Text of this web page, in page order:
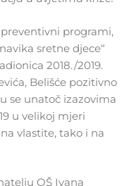
programi,
sretne djece“
2018./2019.
Belišće pozitivno
se unatoč izazovima
u velikoj mjeri
vlastite, tako i na
OŠ Ivana